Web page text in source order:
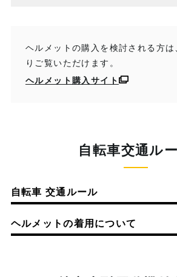
ヘルメットの購入を検討される方は
りご覧いただけます。
ヘルメット購入サイト
自転車交通ル
自転車 交通ルール
ヘルメットの着用について